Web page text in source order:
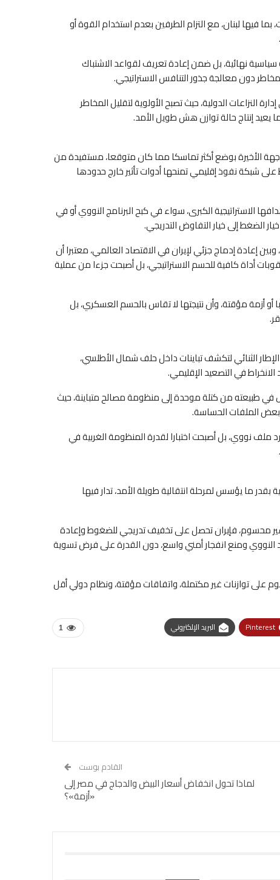
فيها لبنان، مع التزام الطرفين بعدم استخدام القوة أو
نهائية، بل ضمن إعادة تعريف لقواعد الاشتباك
دون معالجة جذور التنافس الاستراتيجي.
النزاعات الدولية، حيث تصبح الأولوية لتقليل المخاطر
الأخيرة بوضع أكثر تماسكا مما كان متوقعا، مستفيدة من
شبكة نفوذ إقليمي تمنحها أدوات تأثير خارج حدودها
الاستراتيجية الكبرى، سواء في كبح البرنامج النووي أو في
الضغط إلى خيار التفاوض التدريجي.
إعادة إدماج جزئي لإيران في الاقتصاد العالمي، معتبرا أن
أداة كافية للحسم الاستراتيجي، بل أصبحت جزءا من عملية
أزمة مؤقتة، وأن نتيجتها لا تقاس بالحسم العسكري، بل
الثنائي لتكشف تباينات داخل حلف شمال الأطلسي،
في التصعيد الإقليمي.
في طبيعته من كتلة موحدة إلى منظومة مصالح متباينة، حيث
بعض الملفات الحساسة.
ملف نووي، بل أصبحت اختبارا لقدرة المنظومة الغربية في
ما يؤسس لمرحلة انتقالية طويلة الأمد، تدار فيها
محسوم، فإيران تحصل على تخفيف تدريجي للضغوط وإعادة
النووي ومنع انفجار أمني واسع، دون القدرة على فرض تسوية
على توازنات غير مكتملة، واتفاقات مؤقتة، ونظام دولي أقل
1 Pinterest البريد الإلكتروني
القادم بوست
لماذا تحول انخفاض أسعار البيض والدجاج في مصر إلى
«أزمة»؟